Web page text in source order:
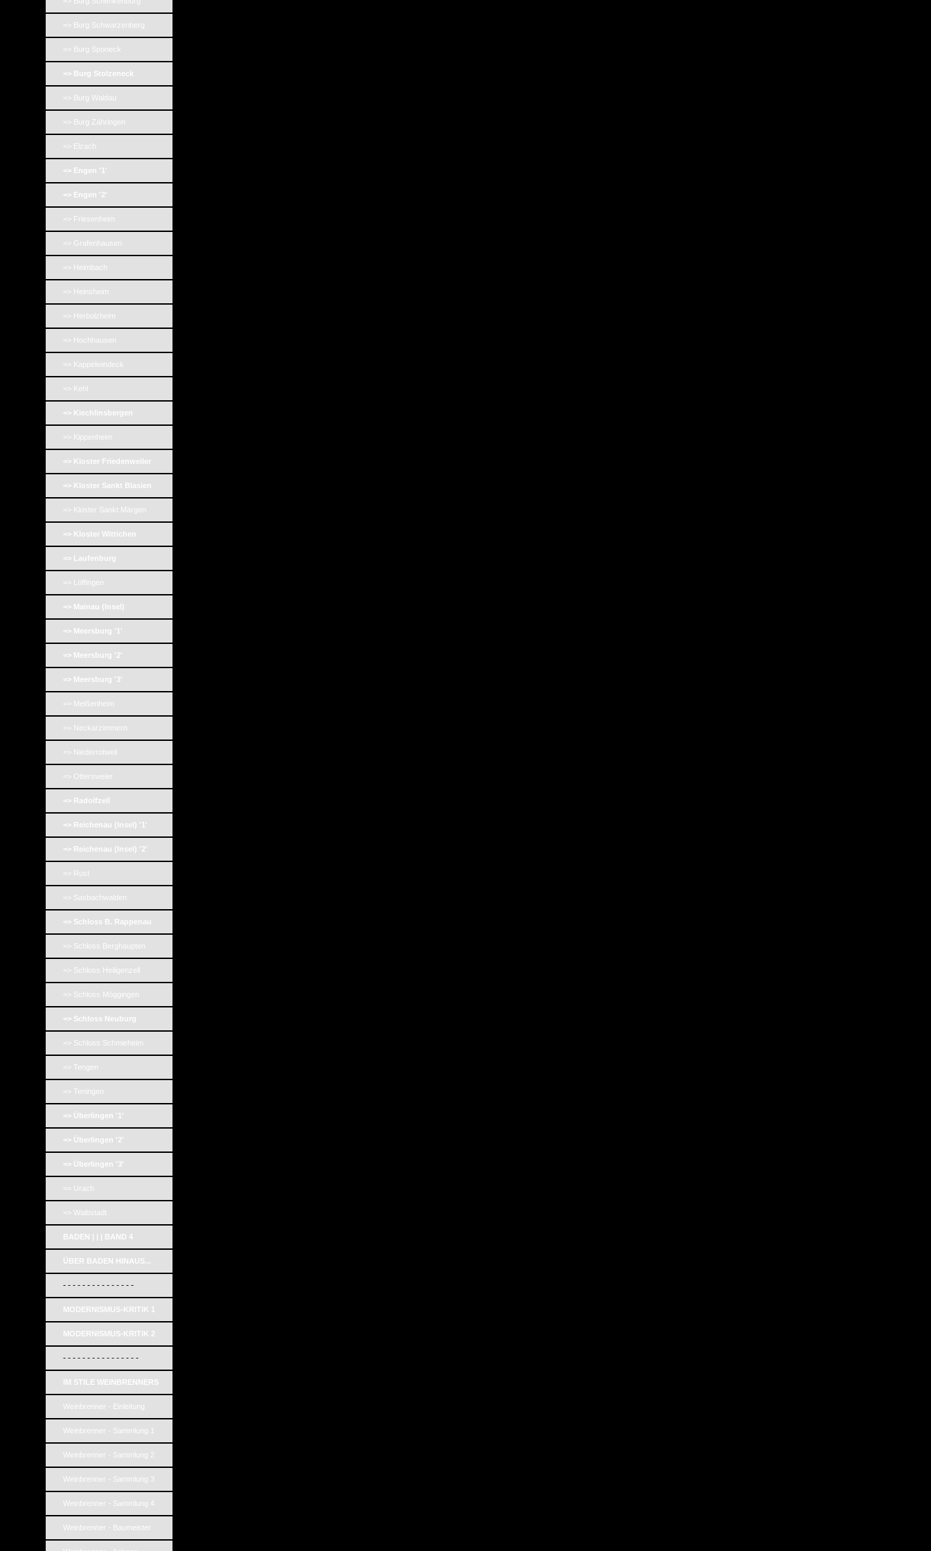
=> Burg Schwarzenberg
=> Burg Sponeck
=> Burg Stolzeneck
=> Burg Waldau
=> Burg Zähringen
=> Elzach
=> Engen '1'
=> Engen '2'
=> Friesenheim
=> Grafenhausen
=> Heimbach
=> Heinsheim
=> Herbolzheim
=> Hochhausen
=> Kappelwindeck
=> Kehl
=> Kiechlinsbergen
=> Kippenheim
=> Kloster Friedenweiler
=> Kloster Sankt Blasien
=> Kloster Sankt Märgen
=> Kloster Wittichen
=> Laufenburg
=> Löffingen
=> Mainau (Insel)
=> Meersburg '1'
=> Meersburg '2'
=> Meersburg '3'
=> Meißenheim
=> Neckarzimmern
=> Niederrotweil
=> Ottersweier
=> Radolfzell
=> Reichenau (Insel) '1'
=> Reichenau (Insel) '2'
=> Rust
=> Sasbachwalden
=> Schloss B. Rappenau
=> Schloss Berghaupten
=> Schloss Heiligenzell
=> Schloss Möggingen
=> Schloss Neuburg
=> Schloss Schmieheim
=> Tengen
=> Teningen
=> Überlingen '1'
=> Überlingen '2'
=> Überlingen '3'
=> Urach
=> Waibstadt
BADEN | | | BAND 4
ÜBER BADEN HINAUS...
- - - - - - - - - - - - - - -
MODERNISMUS-KRITIK 1
MODERNISMUS-KRITIK 2
- - - - - - - - - - - - - - - -
IM STILE WEINBRENNERS
Weinbrenner - Einleitung
Weinbrenner - Sammlung 1
Weinbrenner - Sammlung 2
Weinbrenner - Sammlung 3
Weinbrenner - Sammlung 4
Weinbrenner - Baumeister